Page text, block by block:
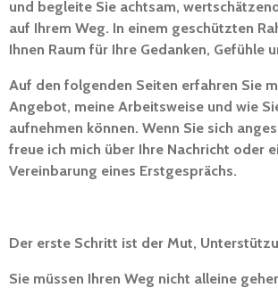
und begleite Sie achtsam,
auf Ihrem Weg. In einem geschützten
Ihnen Raum für Ihre Gedanken, Gefühle
Auf den folgenden Seiten erfahren Sie
Angebot, meine Arbeitsweise und wie
aufnehmen können. Wenn Sie sich
freue ich mich über Ihre Nachricht oder
Vereinbarung eines Erstgesprächs.
Der erste Schritt ist der Mut,
Sie müssen Ihren Weg nicht alleine